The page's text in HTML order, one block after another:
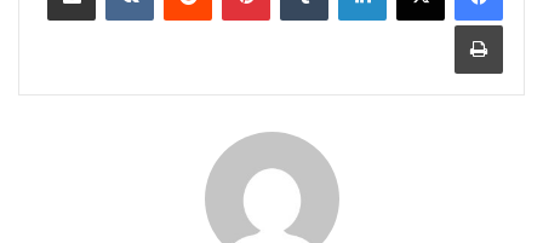
طباعة